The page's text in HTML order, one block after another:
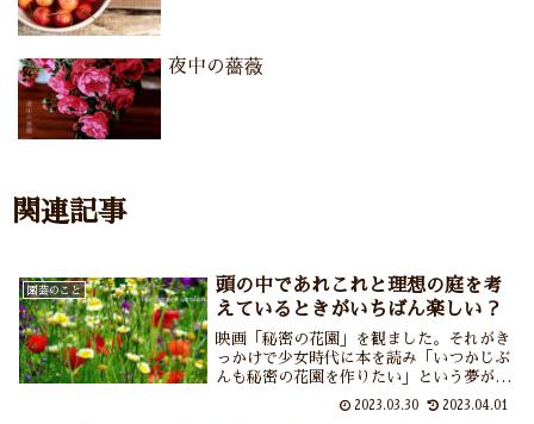
夜中の薔薇
関連記事
園芸のこと
頭の中であれこれと理想の庭を考
えているときがいちばん楽しい？
映画「秘密の花園」を観ました。それがき
っかけで少女時代に本を読み「いつかじぶ
んも秘密の花園を作りたい」という夢があ
ったと思い出しました。夢見ていた花園、
では現実の庭はどうかというと……庭づく
2023.03.30 2023.04.01